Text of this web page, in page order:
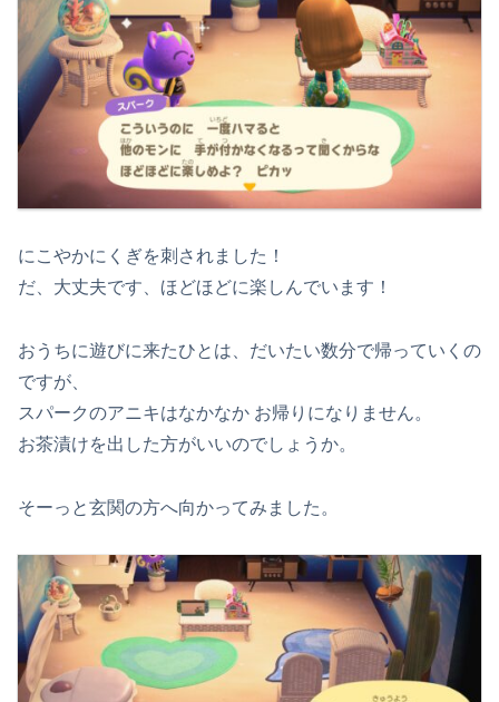
にこやかにくぎを刺されました！
だ、大丈夫です、ほどほどに楽しんでいます！
おうちに遊びに来たひとは、だいたい数分で帰っていくの
ですが、
スパークのアニキはなかなか お帰りになりません。
お茶漬けを出した方がいいのでしょうか。
そーっと玄関の方へ向かってみました。